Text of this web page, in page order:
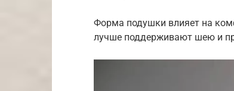
Форма подушки влияет на
лучше поддерживают шею и